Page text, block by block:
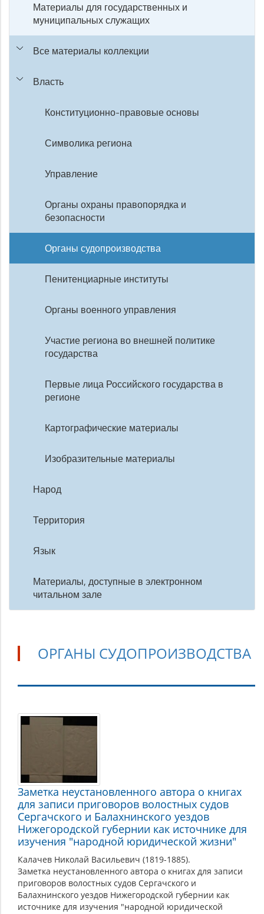
Материалы для государственных и
муниципальных служащих
Все материалы коллекции
Власть
Конституционно-правовые основы
Символика региона
Управление
Органы охраны правопорядка и
безопасности
Органы судопроизводства
Пенитенциарные институты
Органы военного управления
Участие региона во внешней политике
государства
Первые лица Российского государства в
регионе
Картографические материалы
Изобразительные материалы
Народ
Территория
Язык
Материалы, доступные в электронном
читальном зале
ОРГАНЫ СУДОПРОИЗВОДСТВА
Органы
Заметка неустановленного автора о книгах
для записи приговоров волостных судов
Сергачского и Балахнинского уездов
Нижегородской губернии как источнике для
изучения "народной юридической жизни"
Калачев Николай Васильевич (1819-1885).
Заметка неустановленного автора о книгах для записи
приговоров волостных судов Сергачского и
Балахнинского уездов Нижегородской губернии как
источнике для изучения "народной юридической